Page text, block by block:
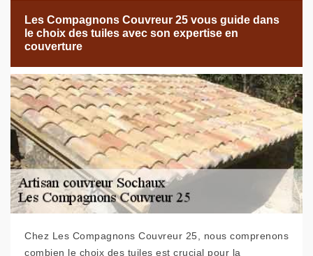
Les Compagnons Couvreur 25 vous guide dans
le choix des tuiles avec son expertise en
couverture
Chez Les Compagnons Couvreur 25, nous comprenons
combien le choix des tuiles est crucial pour la